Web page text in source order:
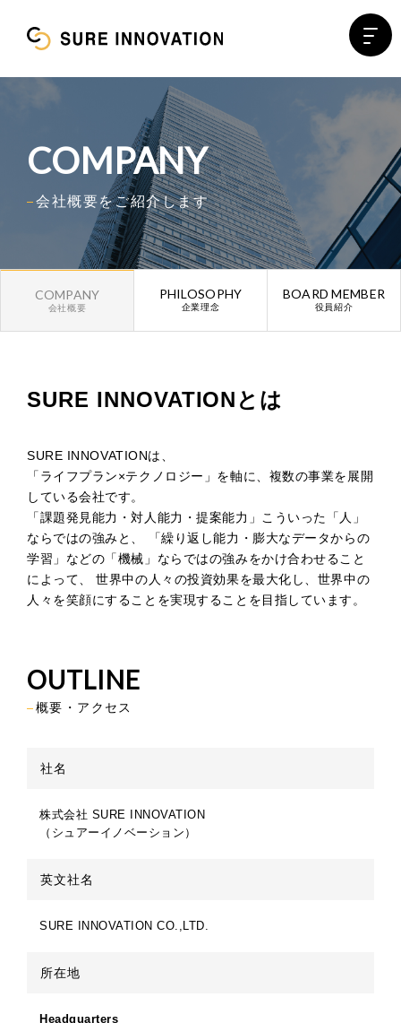
COMPANY
会社概要をご紹介します
COMPANY
会社概要
PHILOSOPHY
企業理念
BOARD MEMBER
役員紹介
SURE INNOVATIONとは
SURE INNOVATIONは、
「ライフプラン×テクノロジー」を軸に、複数の事業を展開
している会社です。
「課題発見能力・対人能力・提案能力」こういった「人」
ならではの強みと、
「繰り返し能力・膨大なデータからの
学習」などの「機械」ならではの強みをかけ合わせること
によって、
世界中の人々の投資効果を最大化し、世界中の
人々を笑顔にすることを実現することを目指しています。
OUTLINE
概要・アクセス
社名
株式会社 SURE INNOVATION
（シュアーイノベーション）
英文社名
SURE INNOVATION CO.,LTD.
所在地
Headquarters